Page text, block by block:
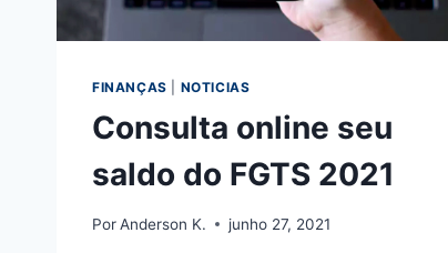
FINANÇAS NOTICIAS
Consulta online seu
saldo do FGTS 2021
PorAnderson K. junho 27, 2021